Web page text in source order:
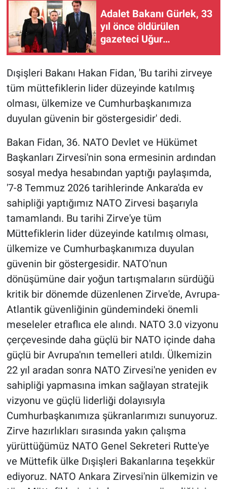
Adalet Bakanı Gürlek, 33
yıl önce öldürülen
gazeteci Uğur
Dışişleri Bakanı Hakan Fidan, 'Bu tarihi zirveye
tüm müttefiklerin lider düzeyinde katılmış
olması, ülkemize ve Cumhurbaşkanımıza
duyulan güvenin bir göstergesidir' dedi.
Bakan Fidan, 36. NATO Devlet ve Hükümet
Başkanları Zirvesi'nin sona ermesinin ardından
sosyal medya hesabından yaptığı paylaşımda,
'7-8 Temmuz 2026 tarihlerinde Ankara'da ev
sahipliği yaptığımız NATO Zirvesi başarıyla
tamamlandı. Bu tarihi Zirve'ye tüm
Müttefiklerin lider düzeyinde katılmış olması,
ülkemize ve Cumhurbaşkanımıza duyulan
güvenin bir göstergesidir. NATO'nun
dönüşümüne dair yoğun tartışmaların sürdüğü
kritik bir dönemde düzenlenen Zirve'de, Avrupa-
Atlantik güvenliğinin gündemindeki önemli
meseleler etraflıca ele alındı. NATO 3.0 vizyonu
çerçevesinde daha güçlü bir NATO içinde daha
güçlü bir Avrupa'nın temelleri atıldı. Ülkemizin
22 yıl aradan sonra NATO Zirvesi'ne yeniden ev
sahipliği yapmasına imkan sağlayan stratejik
vizyonu ve güçlü liderliği dolayısıyla
Cumhurbaşkanımıza şükranlarımızı sunuyoruz.
Zirve hazırlıkları sırasında yakın çalışma
yürüttüğümüz NATO Genel Sekreteri Rutte'ye
ve Müttefik ülke Dışişleri Bakanlarına teşekkür
ediyoruz. NATO Ankara Zirvesi'nin ülkemizin ve